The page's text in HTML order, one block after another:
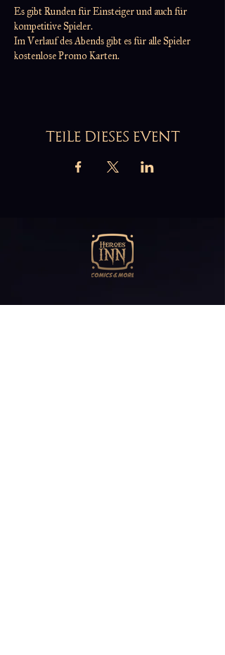
Es gibt Runden für Einsteiger und auch für
kompetitive Spieler.
Im Verlauf des Abends gibt es für alle Spieler
kostenlose Promo Karten.
TEILE DIESES EVENT